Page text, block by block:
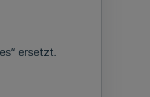
ersetzt.